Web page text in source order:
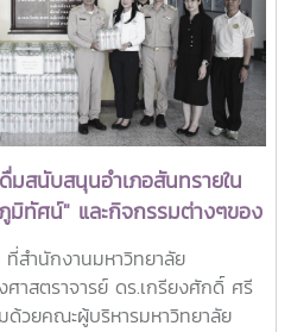
จัดตั้งขึ้นเพื่อเชิดชูเกียรติศิษย์
บัณฑิตศึกษาจาก SEARCA ซึ่งได้
ละศักยภาพที่ได้รับจากการศึกษา
มชน ประเทศ และภูมิภาคเอเชีย
แบบอย่างที่สะท้อนค่านิยมและ
มสำเร็จในวิชาชีพ การบริการ
วนรวมในปี 2026 การพิจารณา
4 ด้าน ได้แก่ การสอน
การบริการสาธารณะและการ
and Community
ษตรและการเป็นผู้ประกอบการ
สนับสนุนอำเภอสันทรายใน
ทัศน์" และกิจกรรมต่างๆของ
สำนักงานมหาวิทยาลัย
ศาสตราจารย์ ดร.เกรียงศักดิ์ ศรี
วยคณะผู้บริหารมหาวิทยาลัย